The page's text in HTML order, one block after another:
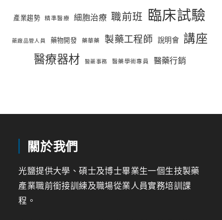
產業趨勢 精準醫療 細胞治療 職前班 臨床試驗
藥廠品管人員 藥物開發 藥華藥 製藥工程師 說明會 講座
醫療器材 醫藥事務 醫藥學術專員 醫藥行銷
關於我們
光鹽提供大學、碩士及博士畢業生一個生技製藥
產業職前銜接訓練及職場從業人員實務培訓課
程。